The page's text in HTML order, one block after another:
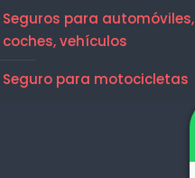
Seguros para automóviles,
coches, vehículos
Seguro para motocicletas